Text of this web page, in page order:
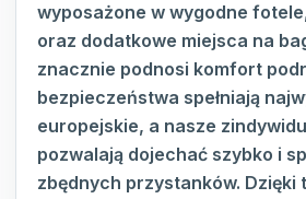
wyposażone w wygodne
oraz dodatkowe miejsca na
znacznie podnosi komfort
bezpieczeństwa spełniają
europejskie, a nasze
pozwalają dojechać szybko i
zbędnych przystanków. Dzięki